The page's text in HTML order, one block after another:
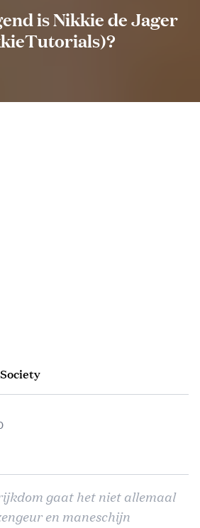
is Nikkie de Jager
gaat het niet allemaal
en maneschijn